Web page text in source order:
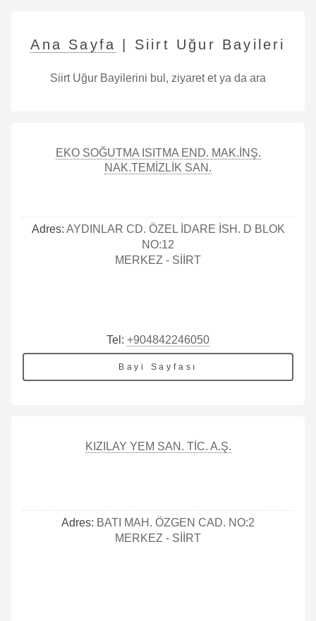
Ana Sayfa | Siirt Uğur Bayileri
Siirt Uğur Bayilerini bul, ziyaret et ya da ara
EKO SOĞUTMA ISITMA END. MAK.İNŞ.
NAK.TEMİZLİK SAN.
Adres: AYDINLAR CD. ÖZEL İDARE İSH. D BLOK
NO:12
MERKEZ - SİİRT
Tel: +904842246050
Bayi Sayfası
KIZILAY YEM SAN. TİC. A.Ş.
Adres: BATI MAH. ÖZGEN CAD. NO:2
MERKEZ - SİİRT